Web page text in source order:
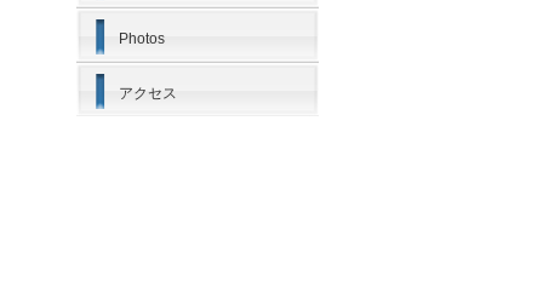
Photos
アクセス